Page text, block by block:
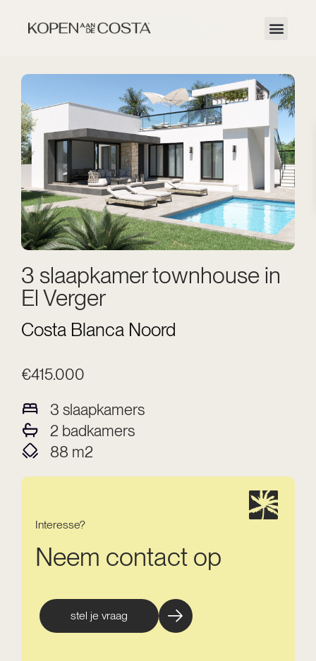
3 slaapkamer townhouse in
El Verger
Costa Blanca Noord
€415.000
3 slaapkamers
2 badkamers
88 m2
Interesse?
Neem contact op
stel je vraag